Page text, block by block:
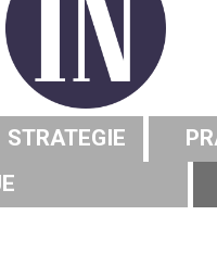
STRATEGIE